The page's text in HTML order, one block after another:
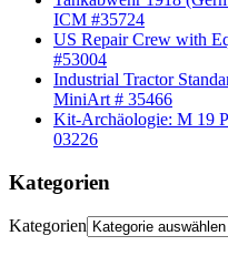
ICM #35724
US Repair Crew with
#53004
Industrial Tractor
MiniArt # 35466
Kit-Archäologie: M 19
03226
Kategorien
Kategorien